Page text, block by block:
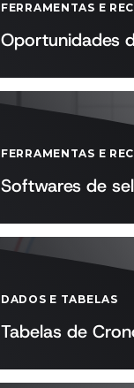
FERRAMENTAS E
Oportunidades
FERRAMENTAS E
Softwares de
DADOS E TABELAS
Tabelas de